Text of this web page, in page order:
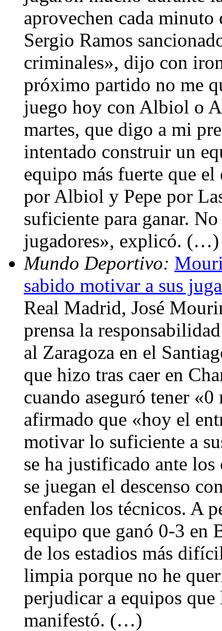
aprovechen cada
Sergio Ramos
criminales», dijo con
próximo partido no me
juego hoy con Albiol o
martes, que digo a mi
intentado construir un
equipo más fuerte que
por Albiol y Pepe por
suficiente para ganar.
jugadores», explicó. (…)
Mundo Deportivo:
sabido motivar a sus
Real Madrid, José
prensa la
al Zaragoza en el
que hizo tras caer en
cuando aseguró tener
afirmado que «hoy el
motivar lo suficiente a
se ha justificado ante los
se juegan el descenso
enfaden los técnicos. A
equipo que ganó 0-3 en
de los estadios más
limpia porque no he
perjudicar a equipos
manifestó. (…)